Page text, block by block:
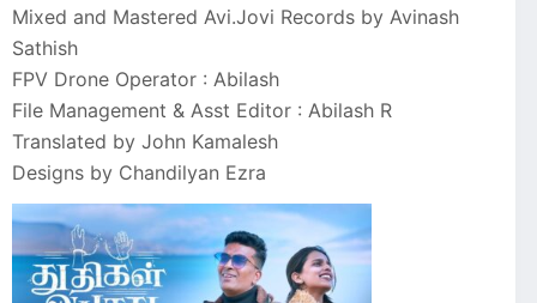
Mixed and Mastered Avi.Jovi Records by Avinash
Sathish
FPV Drone Operator : Abilash
File Management & Asst Editor : Abilash R
Translated by John Kamalesh
Designs by Chandilyan Ezra